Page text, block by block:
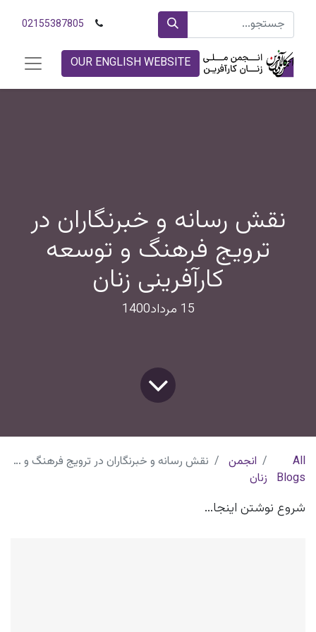
02155387805
OUR ENGLISH WEBSITE
نقش رسانه و خبرنگاران در
ترویج فرهنگ و توسعه
کارآفرینی زنان
15 مرداد1400
All
Blogs
انجمن
زنان
نقش رسانه و خبرنگاران در ترویج فرهنگ و توسعه کارآفرینی زنان
شروع نوشتن اینجا...